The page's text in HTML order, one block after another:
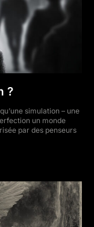
?
simulation – une
un monde
par des penseurs